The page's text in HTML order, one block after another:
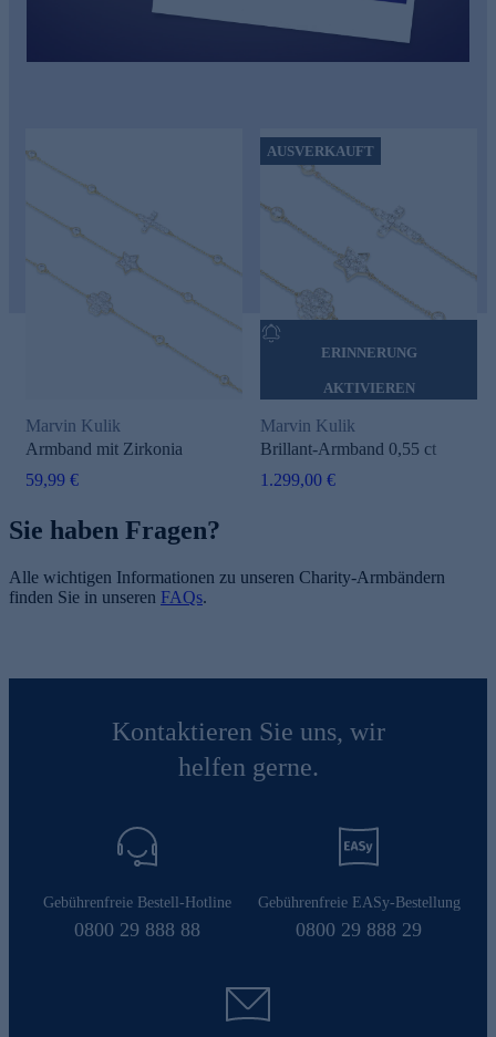
Marvin Kulik
Armband mit Zirkonia
59,99 €
AUSVERKAUFT
ERINNERUNG
AKTIVIEREN
Marvin Kulik
Brillant-Armband 0,55 ct
1.299,00 €
Sie haben Fragen?
Alle wichtigen Informationen zu unseren Charity-Armbändern
finden Sie in unseren FAQs.
Kontaktieren Sie uns, wir
helfen gerne.
Gebührenfreie Bestell-Hotline
0800 29 888 88
Gebührenfreie EASy-Bestellung
0800 29 888 29